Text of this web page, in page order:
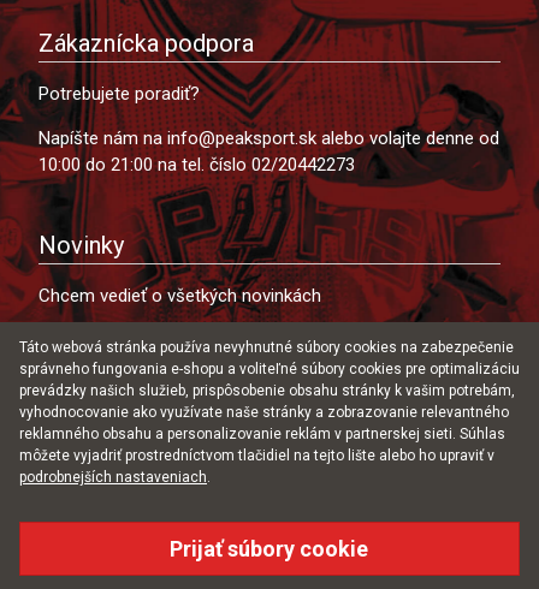
Zákaznícka podpora
Potrebujete poradiť?
Napíšte nám na info@peaksport.sk alebo volajte denne od
10:00 do 21:00 na tel. číslo 02/20442273
Novinky
Chcem vedieť o všetkých novinkách
Súhlasím s uložením môjho emailu do databázy za
účelom zasielania ponúk našich produktov a služieb.
COPYRIGHT © 2014-2026 PEAK SPORT SLOVENSKO
Táto webová stránka používa nevyhnutné súbory cookies na zabezpečenie
správneho fungovania e-shopu a voliteľné súbory cookies pre optimalizáciu
prevádzky našich služieb, prispôsobenie obsahu stránky k vašim potrebám,
vyhodnocovanie ako využívate naše stránky a zobrazovanie relevantného
reklamného obsahu a personalizovanie reklám v partnerskej sieti. Súhlas
môžete vyjadriť prostredníctvom tlačidiel na tejto lište alebo ho upraviť v
podrobnejších nastaveniach.
Prijať súbory cookie